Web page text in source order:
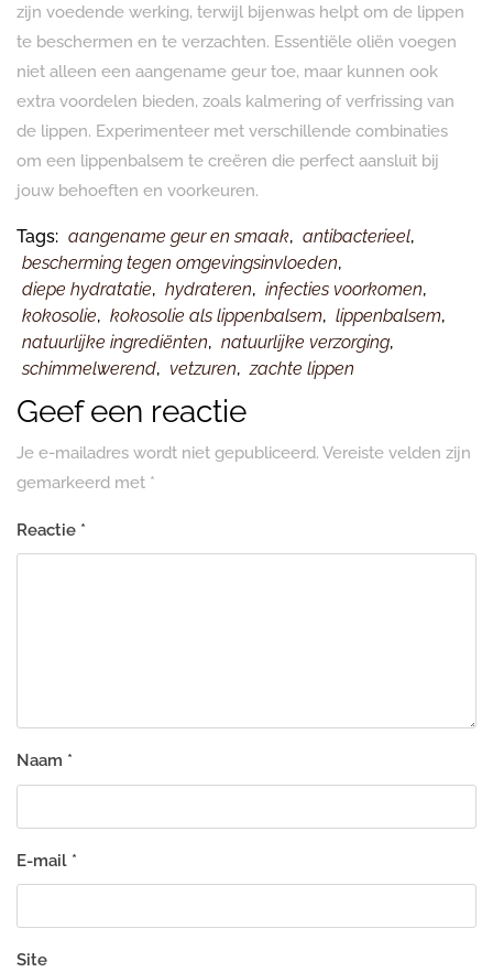
zijn voedende werking, terwijl bijenwas helpt om de lippen
te beschermen en te verzachten. Essentiële oliën voegen
niet alleen een aangename geur toe, maar kunnen ook
extra voordelen bieden, zoals kalmering of verfrissing van
de lippen. Experimenteer met verschillende combinaties
om een lippenbalsem te creëren die perfect aansluit bij
jouw behoeften en voorkeuren.
Tags: aangename geur en smaak, antibacterieel,
bescherming tegen omgevingsinvloeden,
diepe hydratatie, hydrateren, infecties voorkomen,
kokosolie, kokosolie als lippenbalsem, lippenbalsem,
natuurlijke ingrediënten, natuurlijke verzorging,
schimmelwerend, vetzuren, zachte lippen
Geef een reactie
Je e-mailadres wordt niet gepubliceerd. Vereiste velden zijn
gemarkeerd met *
Reactie *
Naam *
E-mail *
Site